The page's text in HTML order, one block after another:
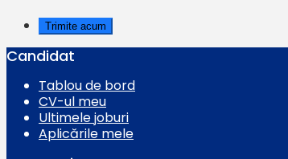
Candidat
Tablou de bord
CV-ul meu
Ultimele joburi
Aplicările mele